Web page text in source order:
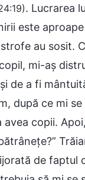
. Lucrarea
este
au sosit.
mi-aș
de a fi
după ce mi
avea copii.
de faptul